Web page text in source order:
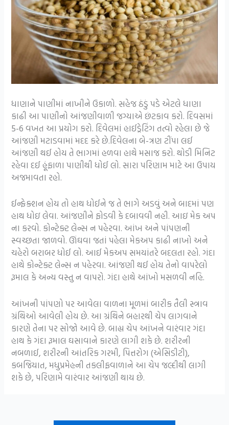
ધાણાને પાણીમાં નાખીને ઉકાળો. સહેજ ઠંડું પડે એટલે ધાણા
કાઢી આ પાણીનો આંજણીવાળી જગ્યાએ છંટકાવ કરો. દિવસમાં
5-6 વખત આ પ્રયોગ કરો. દિવેલમાં હાઈડ્રેટિંગ તત્વો રહેલા છે જે
આંજણી મટાડવામાં મદદ કરે છે.દિવેલના બે-ત્રણ ટીંપા લઈ
આંજણી થઈ હોય તે ભાગમાં હળવા હાથે મસાજ કરો. થોડી મિનિટ
રહેવા દઈ હૂંફાળા પાણીથી ધોઈ લો. સારા પરિણામ માટે આ ઉપાય
અજમાવતા રહો.
ઈન્ફેક્શન હોય તો હાથ ધોઈને જ તે ભાગે અડવું અને બાદમાં પણ
હાથ ધોઇ લેવા. આંજણીને ફોડવી કે દબાવવી નહી. આઇ મેક અપ
ના કરવો. કોન્ટેક્ટ લેન્સ ન પહેરવા. આંખ અને પાંપણની
સ્વચ્છતા જાળવો. ઊંઘવા જતાં પહેલા મેકઅપ કાઢી નાખો અને
ચહેરો બરાબર ધોઈ લો. આઈ મેકઅપ સમયાંતરે બદલતા રહો. ગંદા
હાથે કોન્ટેક્ટ લેન્સ ન પહેરવા. આંજણી થઈ હોય તેનો વાપરેલો
રૂમાલ કે અન્ય વસ્તુ ન વાપરો. ગંદા હાથે આંખો મસળવી નહિ.
આંખની પાંપણો પર આવેલા વાળના મૂળમાં બારીક તૈલી સ્ત્રાવ
ગ્રંથિઓ આવેલી હોય છે. આ ગ્રંથિને બહારથી ચેપ લાગવાને
કારણે તેના પર સોજો આવે છે. બાહ્ય ચેપ આંખને વારંવાર ગંદા
હાથ કે ગંદા રૂમાલ ઘસાવાને કારણે લાગી શકે છે. શરીરની
નબળાઈ, શરીરની આંતરિક ગરમી, પિત્તરોગ (એસિડીટી),
કબજિયાત, મધુપ્રમેહની તકલીફવાળાને આ ચેપ જલ્દીથી લાગી
શકે છે, પરિણામે વારંવાર આંજણી થાય છે.